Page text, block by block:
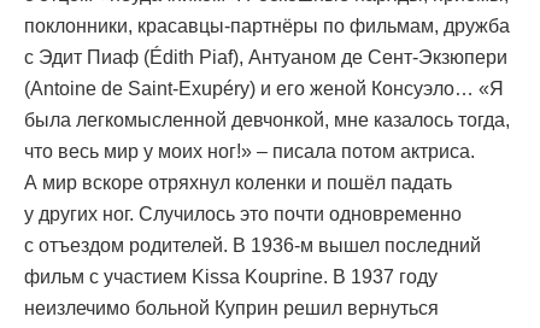
поклонники, красавцы-партнёры по фильмам, дружба
с Эдит Пиаф (Édith Piaf), Антуаном де Сент-Экзюпери
(Antoine de Saint-Exupéry) и его женой Консуэло… «Я
была легкомысленной девчонкой, мне казалось тогда,
что весь мир у моих ног!» – писала потом актриса.
А мир вскоре отряхнул коленки и пошёл падать
у других ног. Случилось это почти одновременно
с отъездом родителей. В 1936-м вышел последний
фильм с участием Kissa Kouprine. В 1937 году
неизлечимо больной Куприн решил вернуться